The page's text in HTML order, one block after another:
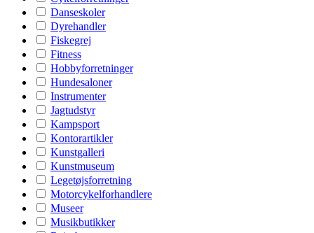
Danseskoler
Dyrehandler
Fiskegrej
Fitness
Hobbyforretninger
Hundesaloner
Instrumenter
Jagtudstyr
Kampsport
Kontorartikler
Kunstgalleri
Kunstmuseum
Legetøjsforretning
Motorcykelforhandlere
Museer
Musikbutikker